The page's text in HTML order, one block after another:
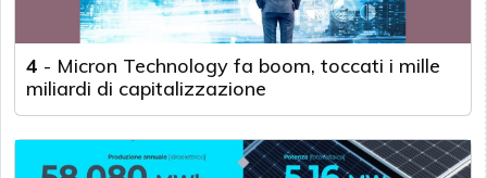
4 - Micron Technology fa boom, toccati i mille
miliardi di capitalizzazione